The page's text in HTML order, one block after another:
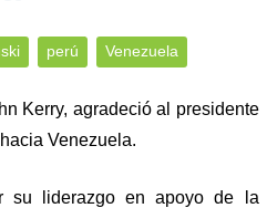
perú Venezuela
Kerry, agradeció al presidente
Venezuela.
su liderazgo en apoyo de la